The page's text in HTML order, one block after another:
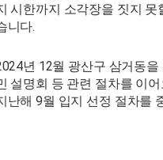
시한까지 소각장을 짓지 못
니다.
년 12월 광산구 삼거동을
설명회 등 관련 절차를 이
난해 9월 입지 선정 절차를